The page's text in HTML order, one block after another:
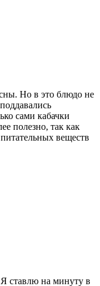
Но в это блюдо не
сами кабачки
полезно, так как
веществ
ставлю на минуту в